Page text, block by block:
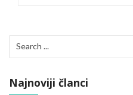
c
i
j
for:
Najnoviji članci